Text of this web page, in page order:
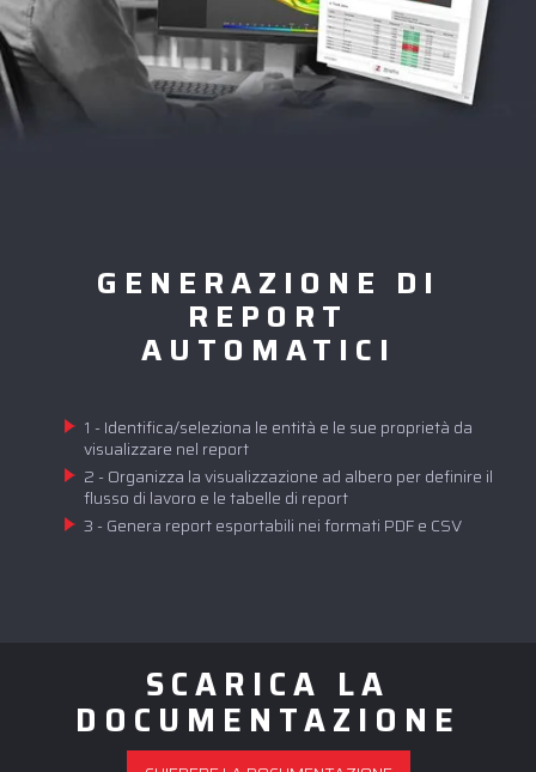
GENERAZIONE DI
REPORT
AUTOMATICI
1 - Identifica/seleziona le entità e le sue proprietà da
visualizzare nel report
2 - Organizza la visualizzazione ad albero per definire il
flusso di lavoro e le tabelle di report
3 - Genera report esportabili nei formati PDF e CSV
SCARICA LA
DOCUMENTAZIONE